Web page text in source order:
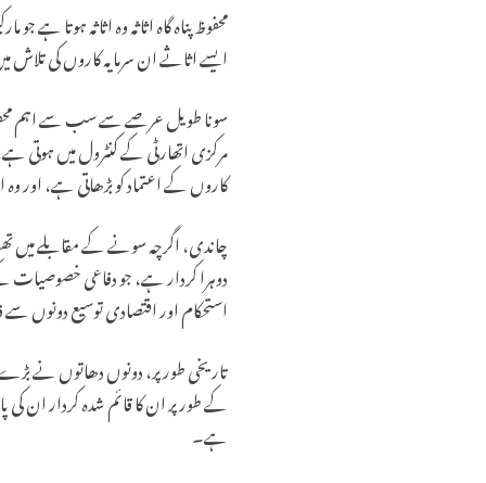
محفوظ پناہ گاہ اثاثہ وہ اثاثہ ہوتا
ایسے اثاثے ان سرمایہ کاروں کی
سونا طویل عرصے سے سب سے اہم محفوظ
مرکزی اتھارٹی کے کنٹرول میں ہوتی
کاروں کے اعتماد کو بڑھاتی ہے، اور
چاندی، اگرچہ سونے کے مقابلے میں
دوہرا کردار ہے، جو دفاعی خصوصیات
استحکام اور اقتصادی توسیع دونوں سے
تاریخی طور پر، دونوں دھاتوں نے
کے طور پر ان کا قائم شدہ کردار ان کی
ہے۔